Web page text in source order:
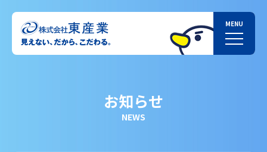
お知らせ
NEWS